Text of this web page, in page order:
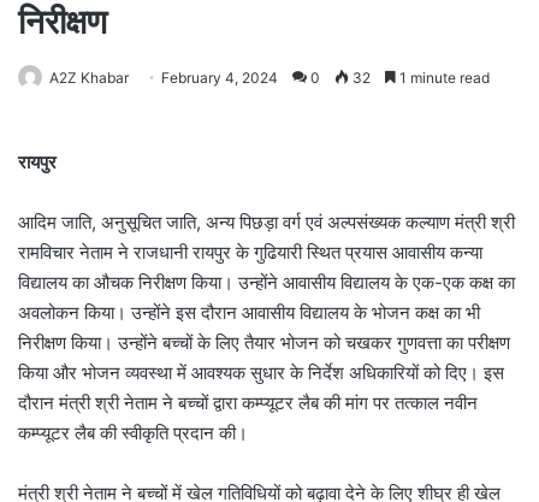
निरीक्षण
A2Z Khabar February 4, 2024 0 32 1 minute read
रायपुर
आदिम जाति, अनुसूचित जाति, अन्य पिछड़ा वर्ग एवं अल्पसंख्यक कल्याण मंत्री श्री
रामविचार नेताम ने राजधानी रायपुर के गुढियारी स्थित प्रयास आवासीय कन्या
विद्यालय का औचक निरीक्षण किया। उन्होंने आवासीय विद्यालय के एक-एक कक्ष का
अवलोकन किया। उन्होंने इस दौरान आवासीय विद्यालय के भोजन कक्ष का भी
निरीक्षण किया। उन्होंने बच्चों के लिए तैयार भोजन को चखकर गुणवत्ता का परीक्षण
किया और भोजन व्यवस्था में आवश्यक सुधार के निर्देश अधिकारियों को दिए। इस
दौरान मंत्री श्री नेताम ने बच्चों द्वारा कम्प्यूटर लैब की मांग पर तत्काल नवीन
कम्प्यूटर लैब की स्वीकृति प्रदान की।
मंत्री श्री नेताम ने बच्चों में खेल गतिविधियों को बढ़ावा देने के लिए शीघ्र ही खेल